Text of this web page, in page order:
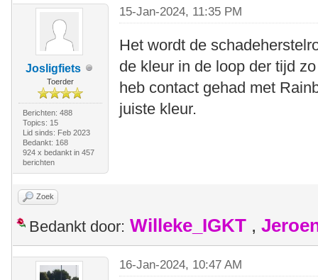
Josligfiets
Toerder
Berichten: 488
Topics: 15
Lid sinds: Feb 2023
Bedankt: 168
924 x bedankt in 457
berichten
15-Jan-2024, 11:35 PM
Het wordt de
de kleur in de loop der tijd
heb contact gehad met
juiste kleur.
Zoek
Bedankt door: Willeke_IGKT ,
16-Jan-2024, 10:47 AM